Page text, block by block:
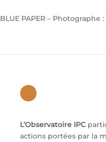
BLUE PAPER – Photographe :
L’Observatoire IPC
actions portées par la